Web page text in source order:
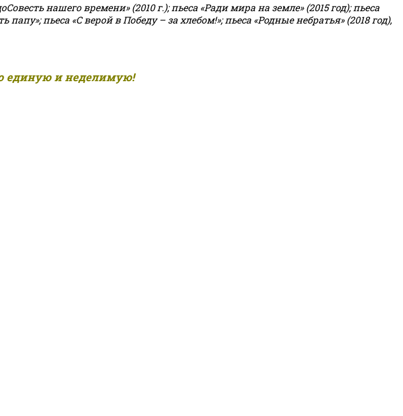
нашего времени» (2010 г.); пьеса «Ради мира на земле» (2015 год); пьеса
папу»; пьеса «С верой в Победу – за хлебом!»;пьеса «Родные небратья» (2018 год),
единую и неделимую!